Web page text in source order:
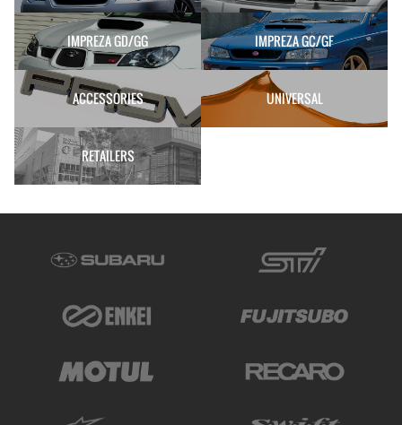
IMPREZA GD/GG IMPREZA GC/GF
ACCESSORIES UNIVERSAL
RETAILERS